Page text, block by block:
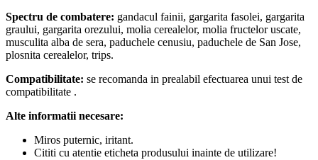
Spectru de combatere: gandacul fainii, gargarita fasolei, gargarita
graului, gargarita orezului, molia cerealelor, molia fructelor uscate,
musculita alba de sera, paduchele cenusiu, paduchele de San Jose,
plosnita cerealelor, trips.
Compatibilitate: se recomanda in prealabil efectuarea unui test de
compatibilitate .
Alte informatii necesare:
Miros puternic, iritant.
Cititi cu atentie eticheta produsului inainte de utilizare!